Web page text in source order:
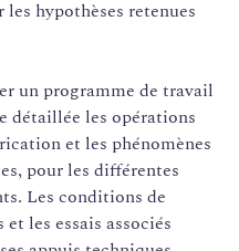
les hypothèses retenues
un programme de travail
détaillée les opérations
et les phénomènes
pour les différentes
Les conditions de
les essais associés